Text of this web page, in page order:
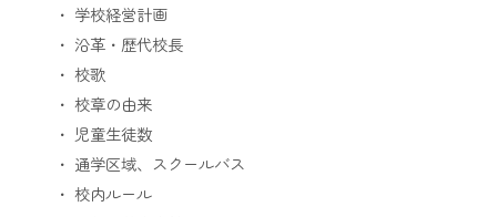
学校経営計画
沿革・歴代校長
校歌
校章の由来
児童生徒数
通学区域、スクールバス
校内ルール